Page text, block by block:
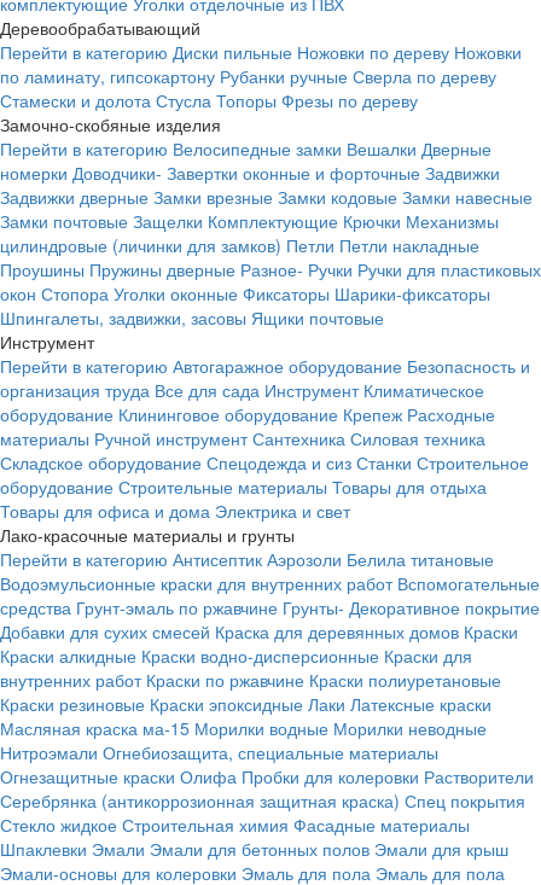
Деревообрабатывающий
Перейти в категорию Диски пильные Ножовки по дереву Ножовки
по ламинату, гипсокартону Рубанки ручные Сверла по дереву
Стамески и долота Стусла Топоры Фрезы по дереву
Замочно-скобяные изделия
Перейти в категорию Велосипедные замки Вешалки Дверные
номерки Доводчики- Завертки оконные и форточные Задвижки
Задвижки дверные Замки врезные Замки кодовые Замки навесные
Замки почтовые Защелки Комплектующие Крючки Механизмы
цилиндровые (личинки для замков) Петли Петли накладные
Проушины Пружины дверные Разное- Ручки Ручки для пластиковых
окон Стопора Уголки оконные Фиксаторы Шарики-фиксаторы
Шпингалеты, задвижки, засовы Ящики почтовые
Инструмент
Перейти в категорию Автогаражное оборудование Безопасность и
организация труда Все для сада Инструмент Климатическое
оборудование Клининговое оборудование Крепеж Расходные
материалы Ручной инструмент Сантехника Силовая техника
Складское оборудование Спецодежда и сиз Станки Строительное
оборудование Строительные материалы Товары для отдыха
Товары для офиса и дома Электрика и свет
Лако-красочные материалы и грунты
Перейти в категорию Антисептик Аэрозоли Белила титановые
Водоэмульсионные краски для внутренних работ Вспомогательные
средства Грунт-эмаль по ржавчине Грунты- Декоративное покрытие
Добавки для сухих смесей Краска для деревянных домов Краски
Краски алкидные Краски водно-дисперсионные Краски для
внутренних работ Краски по ржавчине Краски полиуретановые
Краски резиновые Краски эпоксидные Лаки Латексные краски
Масляная краска ма-15 Морилки водные Морилки неводные
Нитроэмали Огнебиозащита, специальные материалы
Огнезащитные краски Олифа Пробки для колеровки Растворители
Серебрянка (антикоррозионная защитная краска) Спец покрытия
Стекло жидкое Строительная химия Фасадные материалы
Шпаклевки Эмали Эмали для бетонных полов Эмали для крыш
Эмали-основы для колеровки Эмаль для пола Эмаль для пола